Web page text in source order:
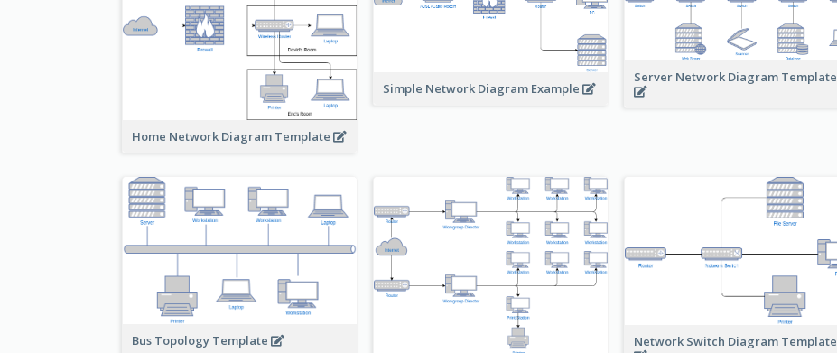
Home Network Diagram Template
Simple Network Diagram Example
Server Network Diagram Template
Bus Topology Template
Network Switch Diagram Template